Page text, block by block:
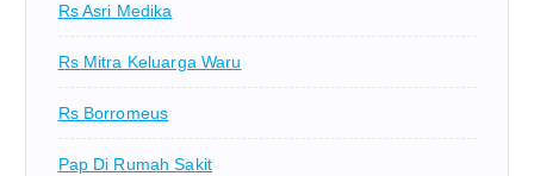
Rs Asri Medika
Rs Mitra Keluarga Waru
Rs Borromeus
Pap Di Rumah Sakit